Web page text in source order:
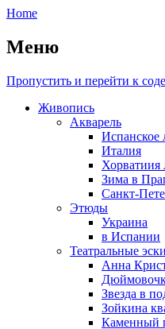
Home
Меню
Пропустить и перейти к
Живопись
Акварель
Испанское
Италия
Хорватиия
Зима в
Санкт-
Этюды
Украина
в Испании
Театральные
Анна
Звезда в
Зойкина
Каменный